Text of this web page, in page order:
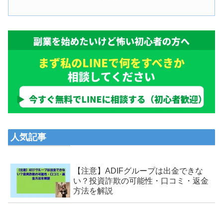
人気記事
【注意】ADIFグループは出金できな
い？投資詐欺の可能性・口コミ・返金
方法を解説